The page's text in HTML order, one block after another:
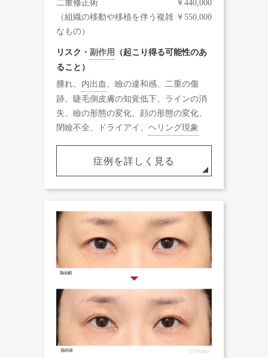
二重修正術
￥440,000
（組織の移動や移植を伴う複雑
なもの）
￥550,000
リスク・ 副作用 （起こり得る可能性のあ
ること）
腫れ、 内出血 、瞼の違和感、二重の傷
跡、睫毛側皮膚の知覚低下、ラインの消
失、瞼の形態の変化、顔の形態の変化、
閉瞼不全、ドライアイ、 ヘリング現象
症例を詳しく見る